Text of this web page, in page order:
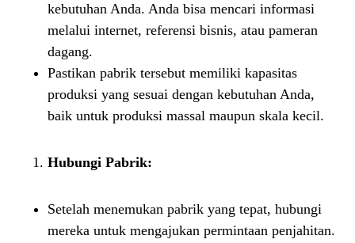
kebutuhan Anda. Anda bisa mencari informasi
melalui internet, referensi bisnis, atau pameran
dagang.
Pastikan pabrik tersebut memiliki kapasitas
produksi yang sesuai dengan kebutuhan Anda,
baik untuk produksi massal maupun skala kecil.
Hubungi Pabrik:
Setelah menemukan pabrik yang tepat, hubungi
mereka untuk mengajukan permintaan penjahitan.